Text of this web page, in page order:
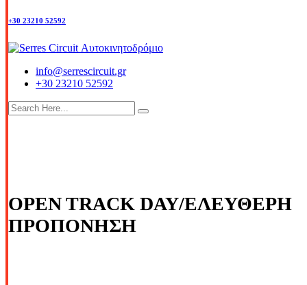
+30 23210 52592
info@serrescircuit.gr
+30 23210 52592
OPEN TRACK DAY/ΕΛΕΥΘΕΡΗ
ΠΡΟΠΟΝΗΣΗ